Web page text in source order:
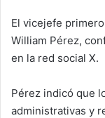
El vicejefe
William Pérez,
en la red social X.
Pérez indicó que
administrativas y